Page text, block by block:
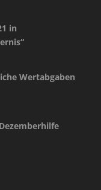
in
Wertabgaben